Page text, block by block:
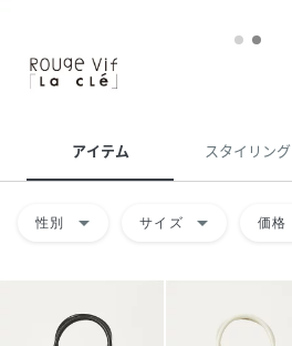
アイテム スタイリング
性別 arrow_drop_down サイズ arrow_drop_down 価格